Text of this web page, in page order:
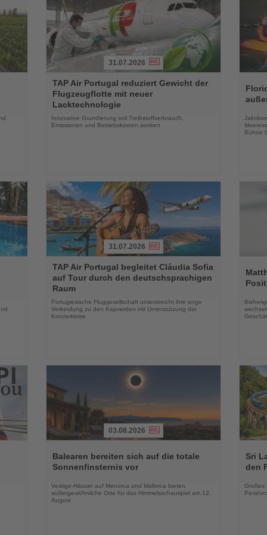
Sie
die
Nachrichten
31.07.2026
TAP Air Portugal reduziert Gewicht der
Flugzeugflotte mit neuer
Lacktechnologie
Innovative Grundierung soll Treibstoffverbrauch,
Emissionen und Betriebskosten senken
Sie
die
Bühne
Sie
die
Nachrichten
31.07.2026
TAP Air Portugal begleitet Cláudia Sofia
auf Tour durch den deutschsprachigen
Raum
Portugiesische Fluggesellschaft unterstreicht ihre enge
Verbindung zu den Kapverden mit Unterstützung der
Konzertreise
Sie
die
Sie
die
03.08.2026
Balearen bereiten sich auf die totale
Sonnenfinsternis vor
Vestige-Häuser auf Menorca und Mallorca bieten
außergewöhnliche Orte für das Himmelsschauspiel am 12.
August
Sie
die
Sri
den
Großes